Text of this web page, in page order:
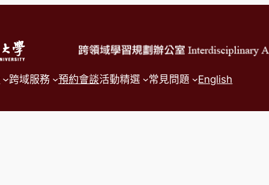
跨域服務 預約會談活動精選 常見問題 English